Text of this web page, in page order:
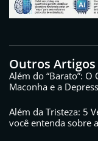
Outros Artigos
Além do “Barato”: O
Maconha e a
Além da Tristeza: 5
você entenda sobre